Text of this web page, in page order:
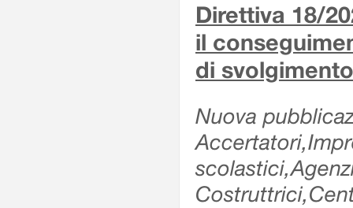
Direttiva 18/
il
di
Nuova